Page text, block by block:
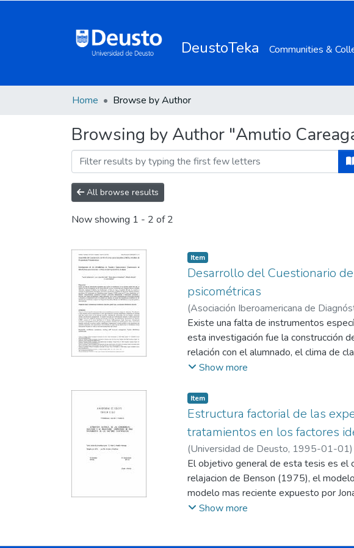
DeustoTeka Communities &
Home Browse by Author
Browsing by Author "Amutio
All browse results
Now showing 1 - 2 of 2
Item
Desarrollo del Cuestionario
psicométricas
(Asociación Iberoamericana de
Fernández, David;Amutio Careaga,
Existe una falta de instrumentos
esta investigación fue la construcción
relación con el alumnado, el clima de
16 centros concertados y públicos de
Interpersonal, e Interacción
disposición de la comunidad científica
competencias mindfulness de los
Mindfulness y la propia gestión y clima
Show more
Item
Estructura factorial de las
tratamientos en los factores
(Universidad de Deusto, 1995-01-01)
Ciencias de la Educación;Salud y
El objetivo general de esta tesis es el
relajacion de Benson (1975), el
modelo mas reciente expuesto por
Se parte de una hipotesis inicial la
de que hasta el momento se ha
Show more